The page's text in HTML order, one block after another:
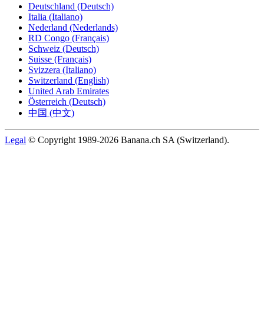
Deutschland (Deutsch)
Italia (Italiano)
Nederland (Nederlands)
RD Congo (Français)
Schweiz (Deutsch)
Suisse (Français)
Svizzera (Italiano)
Switzerland (English)
United Arab Emirates
Österreich (Deutsch)
中国 (中文)
Legal © Copyright 1989-2026 Banana.ch SA (Switzerland).